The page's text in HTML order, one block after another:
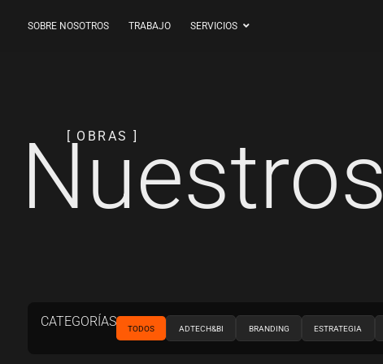
SOBRE NOSOTROS TRABAJO SERVICIOS
[ OBRAS ]
Nuestros
CATEGORÍAS ADTECH&BI BRANDING ESTRATEGIA
TODOS